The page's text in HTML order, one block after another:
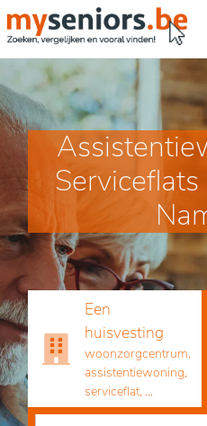
Een
huisvesting
woonzorgcentrum,
assistentiewoning,
serviceflat, ...